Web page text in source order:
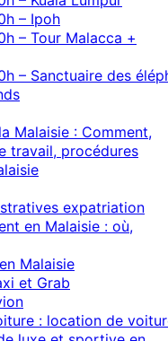
– Ipoh
– Tour Malacca +
– Sanctuaire des
Malaisie : Comment,
travail, procédures
expatriation
en Malaisie : où,
Malaisie
et Grab
: location de